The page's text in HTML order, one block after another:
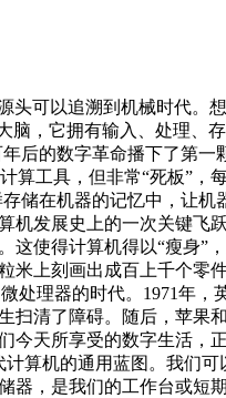
可以追溯到机械时代。
，它拥有输入、处理、
的数字革命播下了第一
工具，但非常“死板”，
储在机器的记忆中，让
发展史上的一次关键飞
使得计算机得以“瘦身”
上刻画出成百上千个零
处理器的时代。1971年
清了障碍。随后，苹果
天所享受的数字生活，
算机的通用蓝图。我们
，是我们的工作台或短